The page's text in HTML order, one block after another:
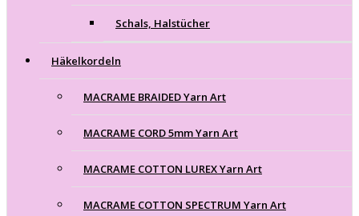
Schals, Halstücher
Häkelkordeln
MACRAME BRAIDED Yarn Art
MACRAME CORD 5mm Yarn Art
MACRAME COTTON LUREX Yarn Art
MACRAME COTTON SPECTRUM Yarn Art